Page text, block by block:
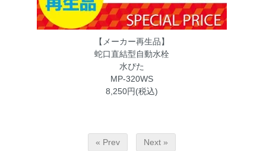
【メーカー再生品】
蛇口直結型自動水栓
水ぴた
MP-320WS
8,250円(税込)
« Prev Next »